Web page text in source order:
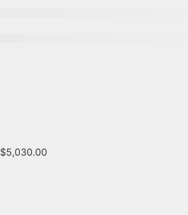
$5,030.00